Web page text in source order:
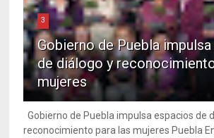
3
Gobierno de Puebla
de diálogo y
mujeres
Gobierno de Puebla impulsa espacios de
reconocimiento para las mujeres Puebla